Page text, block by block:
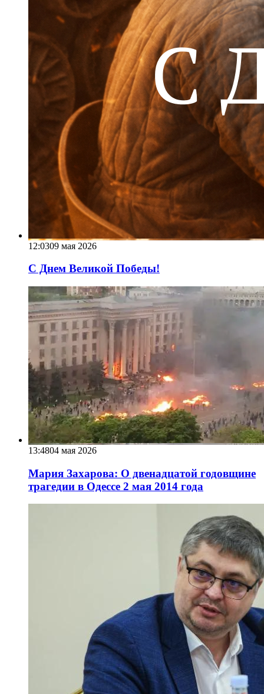
12:0309 мая 2026
С Днем Великой Победы!
13:4804 мая 2026
Мария Захарова: О двенадцатой годовщине
трагедии в Одессе 2 мая 2014 года